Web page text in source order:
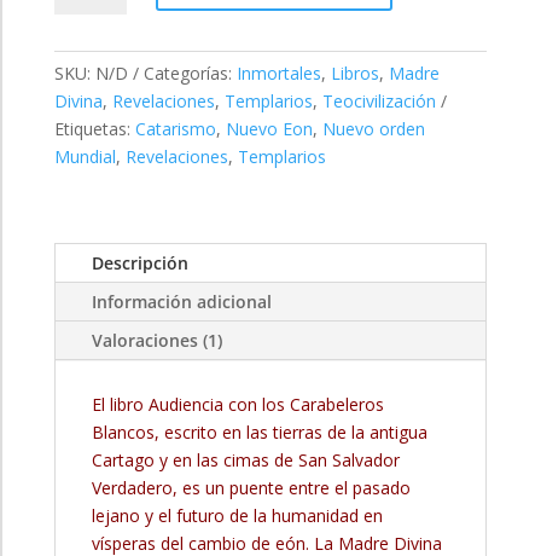
Blancos
cantidad
SKU: N/D Categorías: Inmortales, Libros, Madre
Divina, Revelaciones, Templarios, Teocivilización
Etiquetas: Catarismo, Nuevo Eon, Nuevo orden
Mundial, Revelaciones, Templarios
Descripción
Información adicional
Valoraciones (1)
El libro Audiencia con los Carabeleros
Blancos, escrito en las tierras de la antigua
Cartago y en las cimas de San Salvador
Verdadero, es un puente entre el pasado
lejano y el futuro de la humanidad en
vísperas del cambio de eón. La Madre Divina